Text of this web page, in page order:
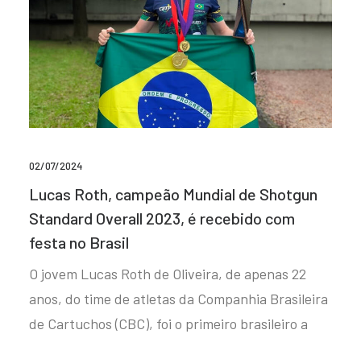
02/07/2024
Lucas Roth, campeão Mundial de Shotgun
Standard Overall 2023, é recebido com
festa no Brasil
O jovem Lucas Roth de Oliveira, de apenas 22
anos, do time de atletas da Companhia Brasileira
de Cartuchos (CBC), foi o primeiro brasileiro a